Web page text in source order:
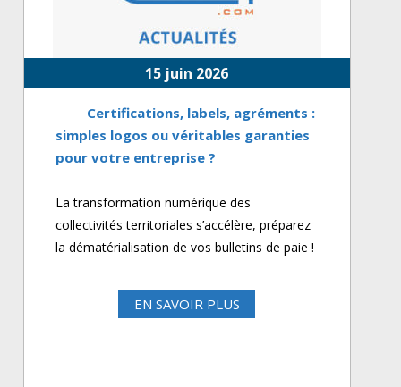
15 juin 2026
Certifications, labels, agréments :
simples logos ou véritables garanties
pour votre entreprise ?
La transformation numérique des
collectivités territoriales s’accélère, préparez
la dématérialisation de vos bulletins de paie !
EN SAVOIR PLUS